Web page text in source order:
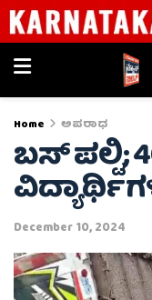
Home ಅಪರಾಧ
ಬಸ್ ಪಲ್ಟಿ;
December 10, 2024